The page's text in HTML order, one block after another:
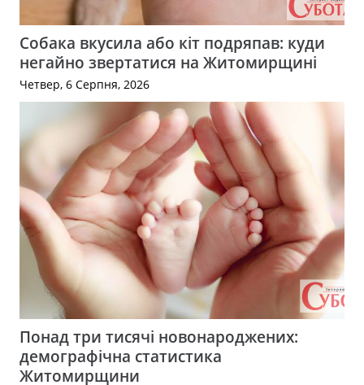
Собака вкусила або кіт подряпав: куди
негайно звертатися на Житомирщині
Четвер, 6 Серпня, 2026
Понад три тисячі новонароджених:
демографічна статистика
Житомирщини